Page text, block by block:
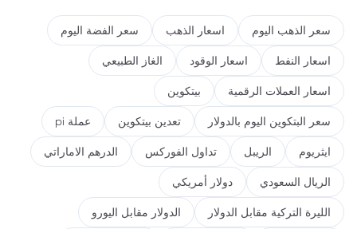
سعر الذهب اليوم اسعار الذهب سعر الفضة اليوم
اسعار النفط اسعار الوقود الغاز الطبيعي
اسعار العملات الرقمية بيتكوين
سعر البتكوين اليوم بالدولار تعدين بيتكوين عملة pi
ايثريوم الريبل تداول الفوركس الدرهم الاماراتي
الريال السعودي دولار أمريكي
الليرة التركية مقابل الدولار الدولار مقابل اليورو